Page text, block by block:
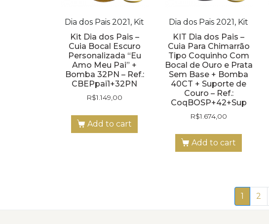
Dia dos Pais 2021, Kit
Kit Dia dos Pais –
Cuia Bocal Escuro
Personalizada “Eu
Amo Meu Pai” +
Bomba 32PN – Ref.:
CBEPpai1+32PN
R$1.149,00
Add to cart
Dia dos Pais 2021, Kit
KIT Dia dos Pais –
Cuia Para Chimarrão
Tipo Coquinho Com
Bocal de Ouro e Prata
Sem Base + Bomba
40CT + Suporte de
Couro – Ref.:
CoqBOSP+42+Sup
R$1.674,00
Add to cart
1 2